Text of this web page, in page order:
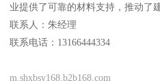
业提供了可靠的材料支持，推动了
联系人：朱经理
联系电话：13166444334
m.shxbsy168.b2b168.com